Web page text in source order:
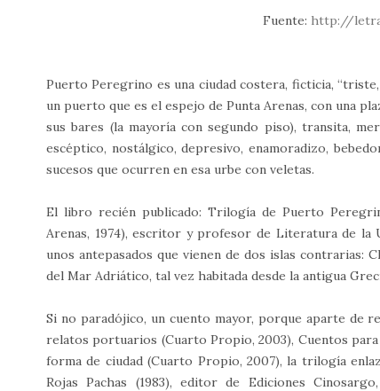
Fuente: http://
Puerto Peregrino es una ciudad costera, ficticia,
un puerto que es el espejo de Punta Arenas, con una
sus bares (la mayoría con segundo piso), transita,
escéptico, nostálgico, depresivo, enamoradizo,
sucesos que ocurren en esa urbe con veletas.
El libro recién publicado: Trilogía de Puerto
Arenas, 1974), escritor y profesor de Literatura de la
unos antepasados que vienen de dos islas contrarias:
del Mar Adriático, tal vez habitada desde la antigua
Si no paradójico, un cuento mayor, porque aparte de
relatos portuarios (Cuarto Propio, 2003), Cuentos
forma de ciudad (Cuarto Propio, 2007), la trilogía
Rojas Pachas (1983), editor de Ediciones